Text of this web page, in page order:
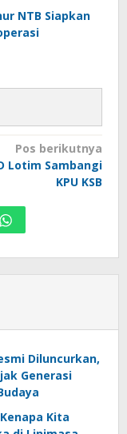
NTB Siapkan
Pos berikutnya
Lotim Sambangi
KPU KSB
Diluncurkan,
Generasi
Kita